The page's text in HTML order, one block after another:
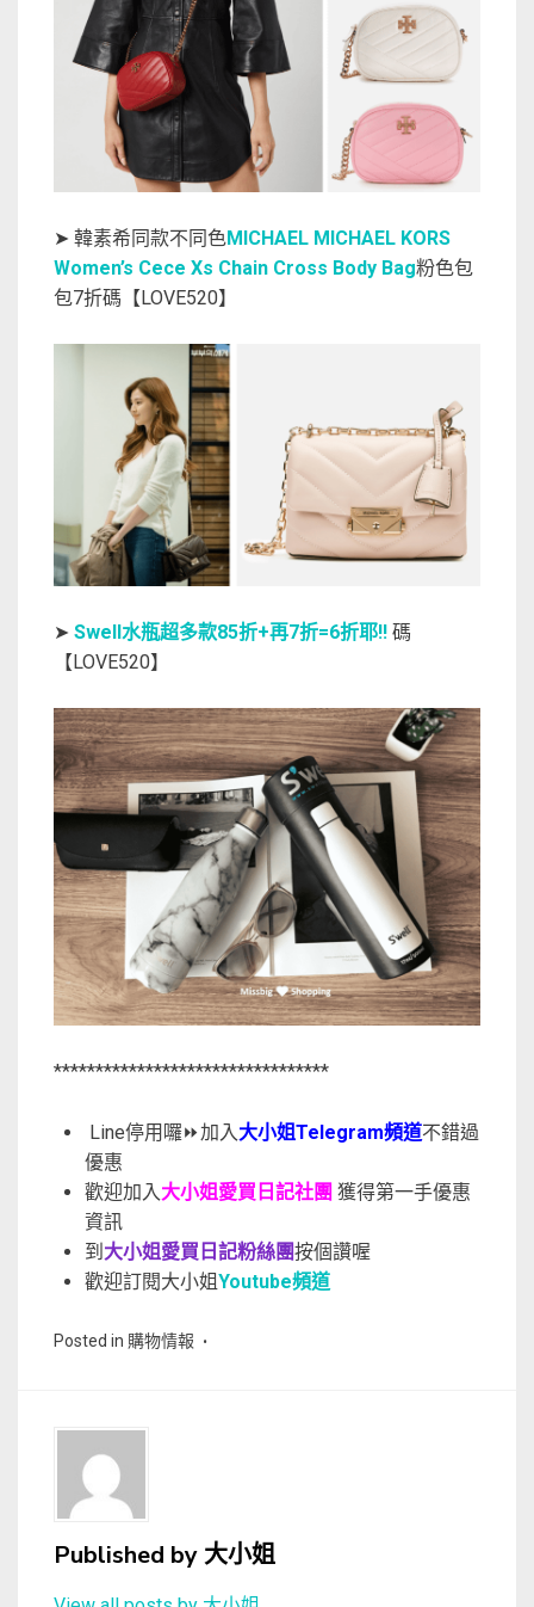
➤ 韓素希同款不同色MICHAEL MICHAEL KORS
Women’s Cece Xs Chain Cross Body Bag粉色包
包7折碼【LOVE520】
➤ Swell水瓶超多款85折+再7折=6折耶!! 碼
【LOVE520】
*********************************
Line停用囉⏩加入大小姐Telegram頻道不錯過
優惠
歡迎加入大小姐愛買日記社團 獲得第一手優惠
資訊
到 大小姐愛買日記粉絲團按個讚喔
歡迎訂閱大小姐Youtube頻道
Posted in 購物情報
Published by大小姐